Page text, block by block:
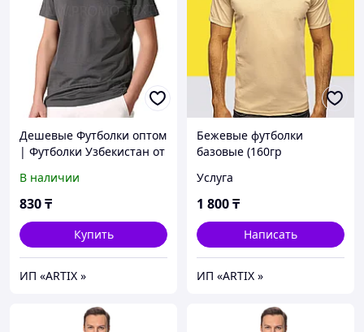
Дешевые Футболки оптом
| Футболки Узбекистан от
В наличии
830₸
Купить
ИП «ARTIX »
Бежевые футболки
базовые (160гр
бежевого цвета |
Футболка хб
Услуга
1 800₸
Написать
ИП «ARTIX »